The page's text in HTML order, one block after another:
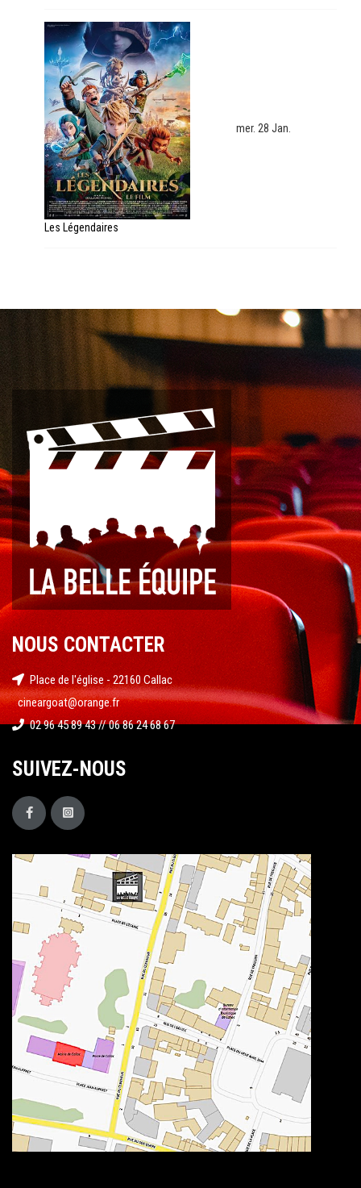
Les Légendaires
mer. 28 Jan.
NOUS CONTACTER
Place de l'église - 22160 Callac
cineargoat@orange.fr
02 96 45 89 43 // 06 86 24 68 67
SUIVEZ-NOUS